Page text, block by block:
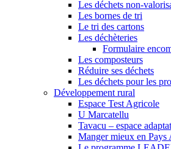
Les déchets non-
Les bornes de tri
Le tri des cartons
Les déchèteries
Formulaire
Les composteurs
Réduire ses déchets
Les déchets pour les
Développement rural
Espace Test Agricole
U Marcatellu
Tavacu – espace
Manger mieux en Pays